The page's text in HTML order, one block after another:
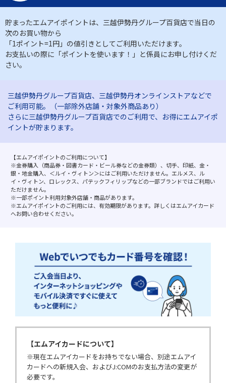
貯まったエムアイポイントは、三越伊勢丹グループ百貨店で当日の
次のお買い物から
「1ポイント=1円」の値引きとしてご利用いただけます。
お支払いの際に「ポイントを使います！」と係員にお申し付けくだ
さい。
三越伊勢丹グループ百貨店、三越伊勢丹オンラインストアなどで
ご利用可能。（一部除外店舗・対象外商品あり）
さらに三越伊勢丹グループ百貨店でのご利用で、お得にエムアイポ
イントが貯まります。
【エムアイポイントのご利用について】
※金券購入（商品券・図書カード・ビール券などの金券類）、切手、印紙、金・
銀・地金購入、＜ルイ・ヴィトン＞にはご利用いただけません。エルメス、ル
イ・ヴィトン、ロレックス、パテックフィリップなどの一部ブランドではご利用い
ただけません。
※一部ポイント利用対象外店舗・商品があります。
※エムアイポイントのご利用には、有効期限があります。詳しくはエムアイカード
へお問い合わせください。
【エムアイカードについて】
※現在エムアイカードをお持ちでない場合、別途エムアイ
カードへの新規入会、およびJ:COMのお支払方法の変更が
必要です。